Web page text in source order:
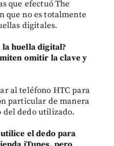
que efectuó The
que no es totalmente
digitales.
la huella digital?
omitir la clave y
al teléfono HTC para
particular de manera
del dedo utilizado.
el dedo para